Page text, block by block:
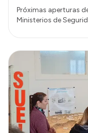
Próximas aperturas
Ministerios de